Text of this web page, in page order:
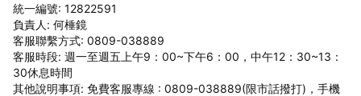
統一編號: 12822591
負責人: 何棰鏡
客服聯繫方式: 0809-038889
客服時段: 週一至週五上午9：00~下午6：00，中午12：30~13：
30休息時間
其他說明事項: 免費客服專線 : 0809-038889(限市話撥打)，手機